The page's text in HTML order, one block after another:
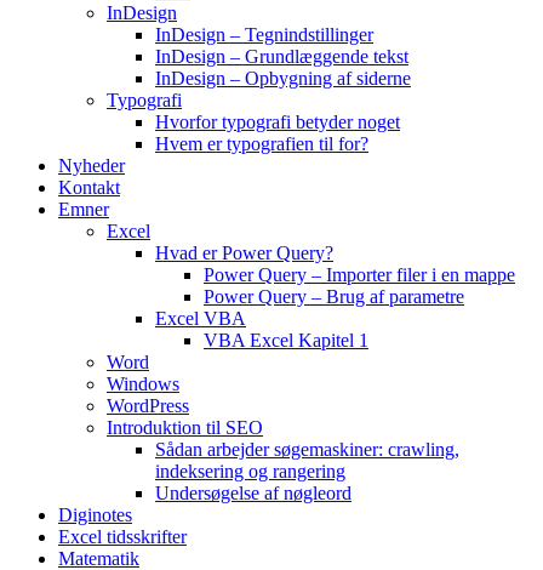
InDesign
InDesign – Tegnindstillinger
InDesign – Grundlæggende tekst
InDesign – Opbygning af siderne
Typografi
Hvorfor typografi betyder noget
Hvem er typografien til for?
Nyheder
Kontakt
Emner
Excel
Hvad er Power Query?
Power Query – Importer filer i en mappe
Power Query – Brug af parametre
Excel VBA
VBA Excel Kapitel 1
Word
Windows
WordPress
Introduktion til SEO
Sådan arbejder søgemaskiner: crawling,
indeksering og rangering
Undersøgelse af nøgleord
Diginotes
Excel tidsskrifter
Matematik